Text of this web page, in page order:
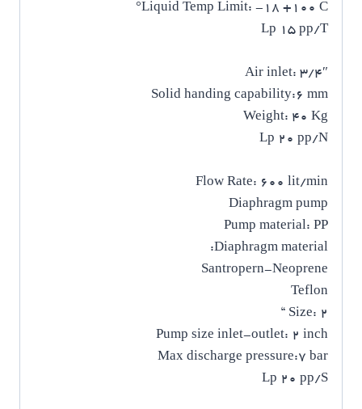
Liquid Temp Limit: -18 +100 C°
Lp 15 pp/T
Air inlet: 3/4″
Solid handing capability:6 mm
Weight: 40 Kg
Lp 20 pp/N
Flow Rate: 600 lit/min
Diaphragm pump
Pump material: PP
Diaphragm material:
Santropern-Neoprene
Teflon
Size: 2 “
Pump size inlet-outlet: 2 inch
Max discharge pressure:7 bar
Lp 20 pp/S